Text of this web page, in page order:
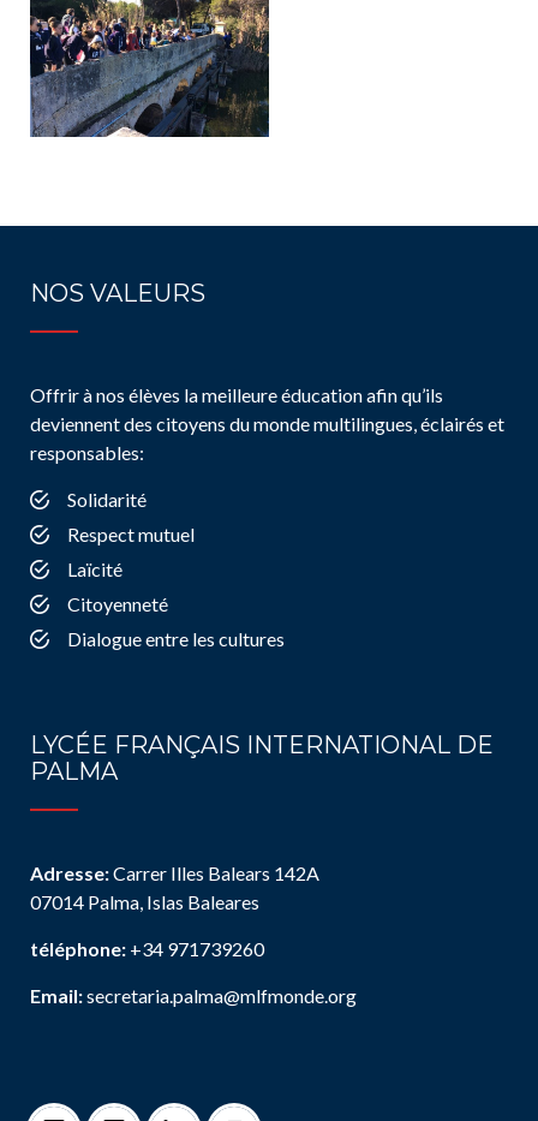
NOS VALEURS
Offrir à nos élèves la meilleure éducation afin qu’ils
deviennent des citoyens du monde multilingues, éclairés et
responsables:
Solidarité
Respect mutuel
Laïcité
Citoyenneté
Dialogue entre les cultures
LYCÉE FRANÇAIS INTERNATIONAL DE
PALMA
Adresse:Carrer Illes Balears 142A
07014 Palma, Islas Baleares
téléphone: +34 971739260
Email:secretaria.palma@mlfmonde.org